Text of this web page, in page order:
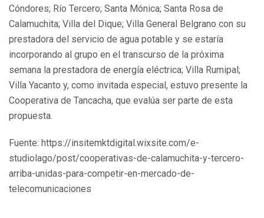
Cóndores; Río Tercero; Santa Mónica; Santa Rosa de
Calamuchita; Villa del Dique; Villa General Belgrano con su
prestadora del servicio de agua potable y se estaría
incorporando al grupo en el transcurso de la próxima
semana la prestadora de energía eléctrica; Villa Rumipal;
Villa Yacanto y, como invitada especial, estuvo presente la
Cooperativa de Tancacha, que evalúa ser parte de esta
propuesta.
Fuente: https://insitemktdigital.wixsite.com/e-
studiolago/post/cooperativas-de-calamuchita-y-tercero-
arriba-unidas-para-competir-en-mercado-de-
telecomunicaciones